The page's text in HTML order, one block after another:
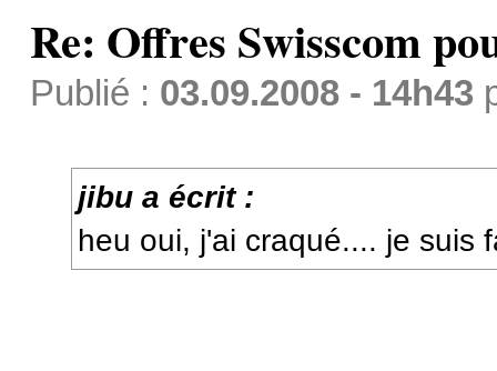
Re: Offres Swisscom
Publié : 03.09.2008 - 14h43
jibu a écrit :
heu oui, j'ai craqué.... je suis